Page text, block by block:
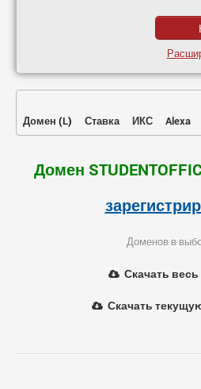
Домен (L) Ставка ИКС Alexa
Домен
Доменов в
Скачать
Скачать